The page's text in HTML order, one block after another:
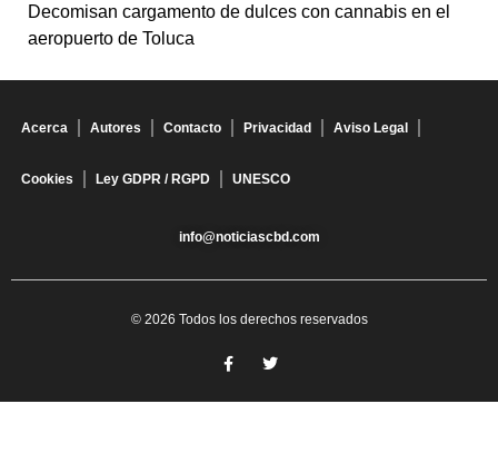
Decomisan cargamento de dulces con cannabis en el
aeropuerto de Toluca
Acerca Autores Contacto Privacidad Aviso Legal
Cookies Ley GDPR / RGPD UNESCO
info@noticiascbd.com
© 2026 Todos los derechos reservados